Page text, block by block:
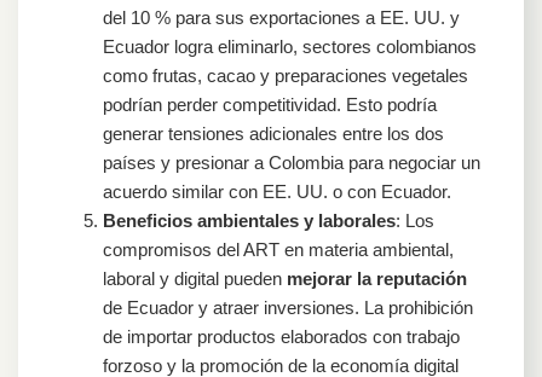
del 10 % para sus exportaciones a EE. UU. y
Ecuador logra eliminarlo, sectores colombianos
como frutas, cacao y preparaciones vegetales
podrían perder competitividad. Esto podría
generar tensiones adicionales entre los dos
países y presionar a Colombia para negociar un
acuerdo similar con EE. UU. o con Ecuador.
Beneficios ambientales y laborales: Los
compromisos del ART en materia ambiental,
laboral y digital pueden mejorar la reputación
de Ecuador y atraer inversiones. La prohibición
de importar productos elaborados con trabajo
forzoso y la promoción de la economía digital